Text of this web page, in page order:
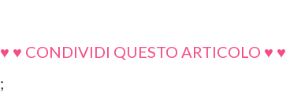
♥ ♥ CONDIVIDI QUESTO ARTICOLO ♥ ♥
;